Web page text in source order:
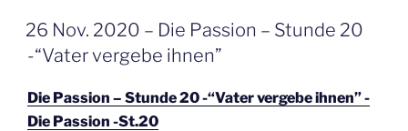
GEPLAATST
OP
26 Nov. 2020 – Die Passion – Stunde 20
-“Vater vergebe ihnen”
Die Passion – Stunde 20 -“Vater vergebe ihnen” -
Die Passion -St.20